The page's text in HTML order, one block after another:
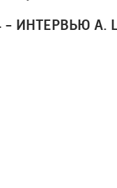
- ИНТЕРВЬЮ А.